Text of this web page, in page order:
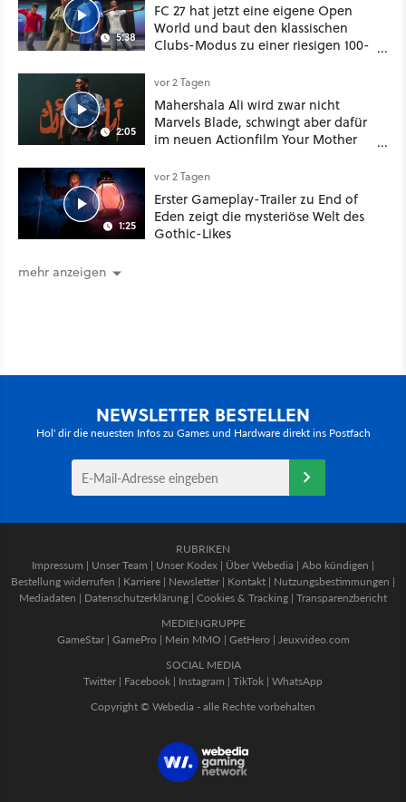
5:38
FC 27 hat jetzt eine eigene Open
World und baut den klassischen
Clubs-Modus zu einer riesigen 100-
2:05
vor 2 Tagen
Mahershala Ali wird zwar nicht
Marvels Blade, schwingt aber dafür
im neuen Actionfilm Your Mother
Schwert
1:25
vor 2 Tagen
Erster Gameplay-Trailer zu End of
Eden zeigt die mysteriöse Welt des
Gothic-Likes
mehr anzeigen
NEWSLETTER BESTELLEN
Hol' dir die neuesten Infos zu Games und Hardware direkt ins Postfach
RUBRIKEN
Impressum | Unser Team | Unser Kodex | Über Webedia | Abo kündigen |
Bestellung widerrufen | Karriere | Newsletter | Kontakt | Nutzungsbestimmungen |
Mediadaten | Datenschutzerklärung | Cookies & Tracking | Transparenzbericht
MEDIENGRUPPE
GameStar| GamePro | Mein MMO | GetHero | Jeuxvideo.com
SOCIAL MEDIA
Twitter | Facebook | Instagram | TikTok | WhatsApp
Copyright © Webedia - alle Rechte vorbehalten